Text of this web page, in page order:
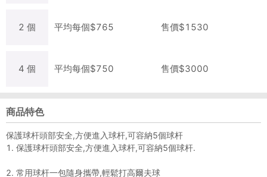
2 個 平均每個$765 售價$1530
4 個 平均每個$750 售價$3000
商品特色
保護球杆頭部安全,方便進入球杆,可容納5個球杆
1. 保護球杆頭部安全,方便進入球杆,可容納5個球杆.
2. 常用球杆一包隨身攜帶,輕鬆打高爾夫球